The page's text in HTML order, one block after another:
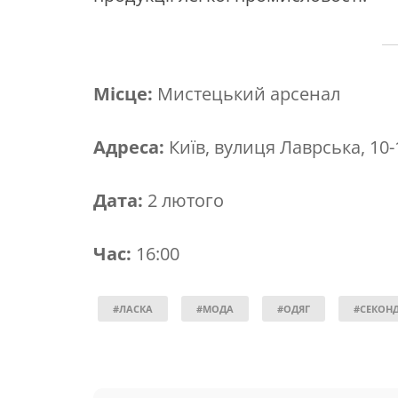
Місце: Мистецький арсенал
Адреса: Київ, вулиця Лаврська,
Дата: 2 лютого
Час: 16:00
#ЛАСКА #МОДА #ОДЯГ